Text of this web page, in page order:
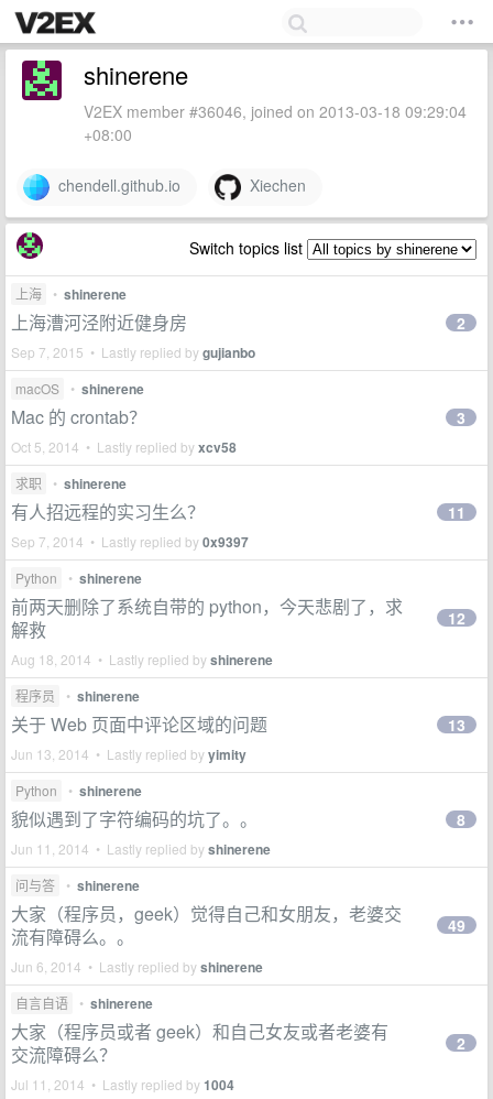
shinerene
V2EX member #36046, joined on 2013-03-18 09:29:04
+08:00
chendell.github.io Xiechen
Switch topics list
上海 • shinerene
上海漕河泾附近健身房
Sep 7, 2015 • Lastly replied bygujianbo
2
macOS • shinerene
Mac 的 crontab？
Oct 5, 2014 • Lastly replied byxcv58
3
求职 • shinerene
有人招远程的实习生么？
Sep 7, 2014 • Lastly replied by0x9397
11
Python • shinerene
前两天删除了系统自带的 python，今天悲剧了，求
解救
Aug 18, 2014 • Lastly replied byshinerene
12
程序员 • shinerene
关于 Web 页面中评论区域的问题
Jun 13, 2014 • Lastly replied byyimity
13
Python • shinerene
貌似遇到了字符编码的坑了。。
Jun 11, 2014 • Lastly replied byshinerene
8
问与答 • shinerene
大家（程序员，geek）觉得自己和女朋友，老婆交
流有障碍么。。
Jun 6, 2014 • Lastly replied byshinerene
49
自言自语 • shinerene
大家（程序员或者 geek）和自己女友或者老婆有
交流障碍么？
Jul 11, 2014 • Lastly replied by1004
2